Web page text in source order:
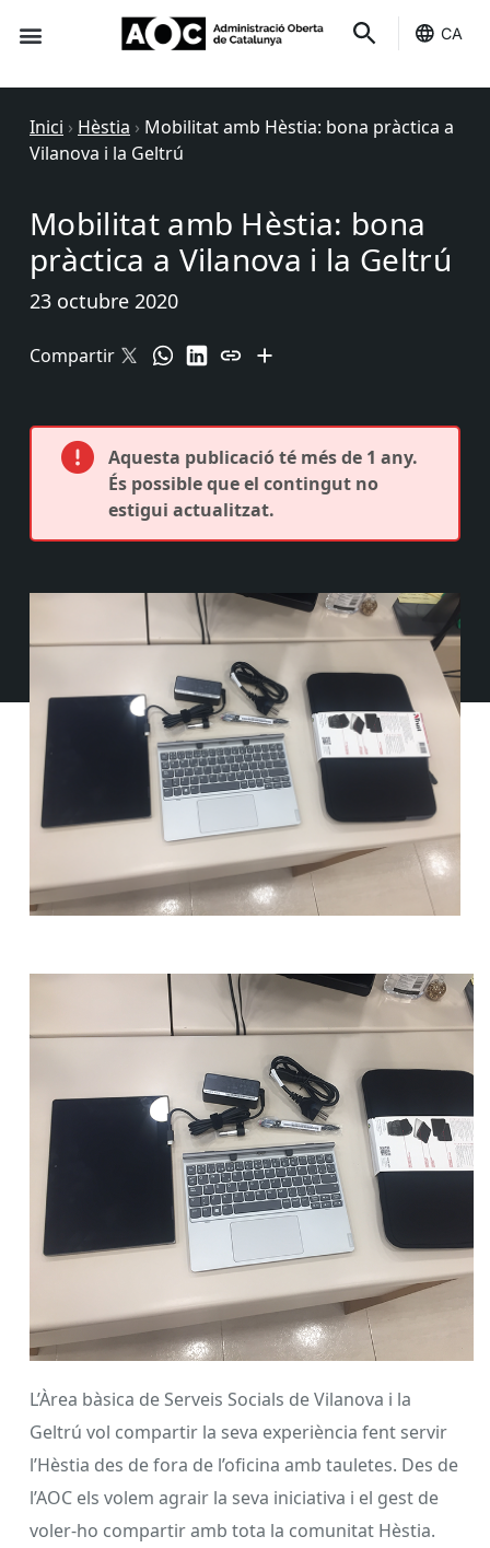
CA
Inici › Hèstia › Mobilitat amb Hèstia: bona pràctica a
Vilanova i la Geltrú
Mobilitat amb Hèstia: bona
pràctica a Vilanova i la Geltrú
23 octubre 2020
Compartir
Aquesta publicació té més de 1 any.
És possible que el contingut no
estigui actualitzat.
L’Àrea bàsica de Serveis Socials de Vilanova i la
Geltrú vol compartir la seva experiència fent servir
l’Hèstia des de fora de l’oficina amb tauletes. Des de
l’AOC els volem agrair la seva iniciativa i el gest de
voler-ho compartir amb tota la comunitat Hèstia.